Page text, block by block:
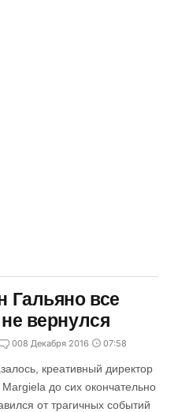
Гальяно все
вернулся
008 Декабря 2016 07:58
креативный директор
до сих окончательно
от трагичных событий